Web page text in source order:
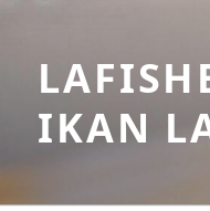
IKAN